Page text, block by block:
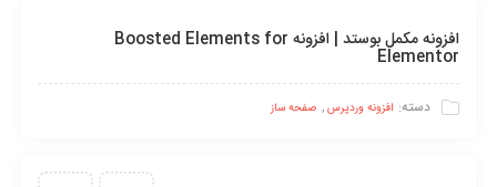
افزونه مکمل بوستد | افزونه Boosted Elements for
Elementor
دسته: افزونه وردپرس, صفحه ساز